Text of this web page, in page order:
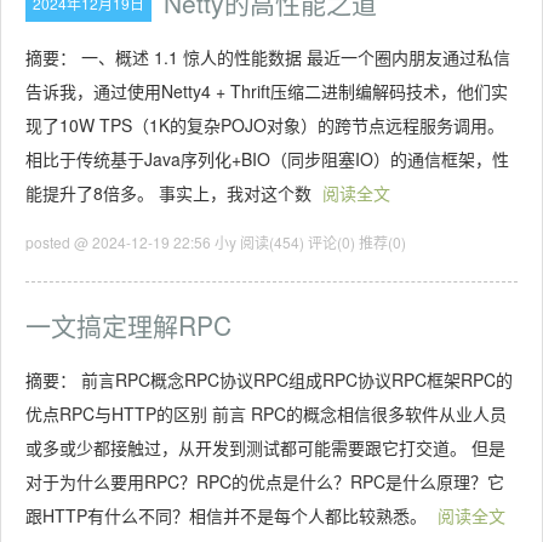
摘要： 一、概述 1.1 惊人的性能数据 最近一个圈内朋友通过私信
告诉我，通过使用Netty4 + Thrift压缩二进制编解码技术，他们实
现了10W TPS（1K的复杂POJO对象）的跨节点远程服务调用。
相比于传统基于Java序列化+BIO（同步阻塞IO）的通信框架，性
能提升了8倍多。 事实上，我对这个数 阅读全文
posted @ 2024-12-19 22:56 小y 阅读(454) 评论(0) 推荐(0)
一文搞定理解RPC
摘要： 前言RPC概念RPC协议RPC组成RPC协议RPC框架RPC的
优点RPC与HTTP的区别 前言 RPC的概念相信很多软件从业人员
或多或少都接触过，从开发到测试都可能需要跟它打交道。 但是
对于为什么要用RPC？RPC的优点是什么？RPC是什么原理？它
跟HTTP有什么不同？相信并不是每个人都比较熟悉。
阅读全文